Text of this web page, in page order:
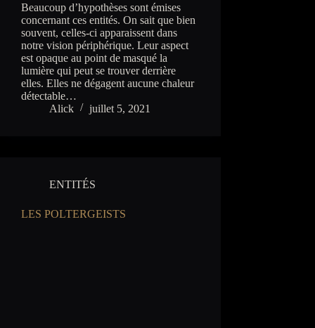
Beaucoup d’hypothèses sont émises
concernant ces entités. On sait que bien
souvent, celles-ci apparaissent dans
notre vision périphérique. Leur aspect
est opaque au point de masqué la
lumière qui peut se trouver derrière
elles. Elles ne dégagent aucune chaleur
détectable…
Alick
juillet 5, 2021
ENTITÉS
LES POLTERGEISTS